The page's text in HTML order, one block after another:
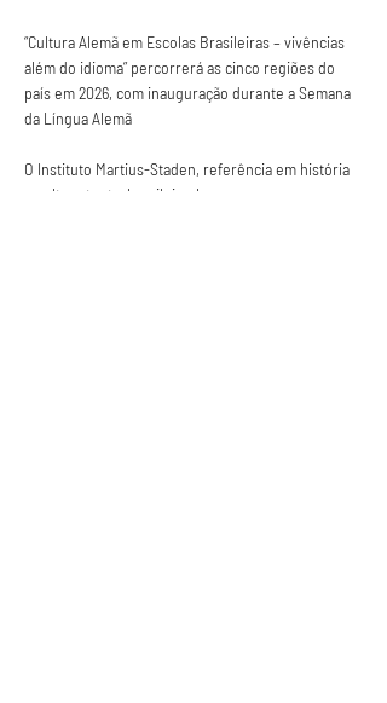
“Cultura Alemã em Escolas Brasileiras – vivências
além do idioma” percorrerá as cinco regiões do
país em 2026, com inauguração durante a Semana
da Língua Alemã
O Instituto Martius-Staden, referência em história
e cultura teuto-brasileira, lança em